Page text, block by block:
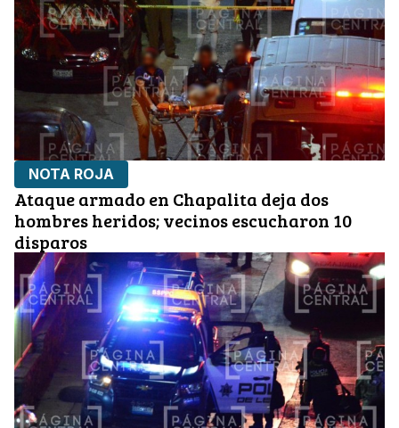
NOTA ROJA
Ataque armado en Chapalita deja dos
hombres heridos; vecinos escucharon 10
disparos